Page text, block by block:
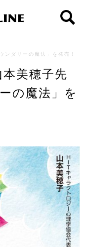
ンダリーの魔法」を発売！
本美穂子先
の魔法」を